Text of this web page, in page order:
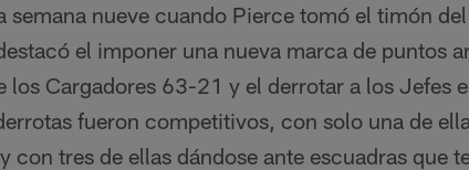
semana nueve cuando Pierce tomó el timón
el imponer una nueva marca de puntos
los Cargadores 63-21 y el derrotar a los Jefes
fueron competitivos, con solo una de
con tres de ellas dándose ante escuadras que